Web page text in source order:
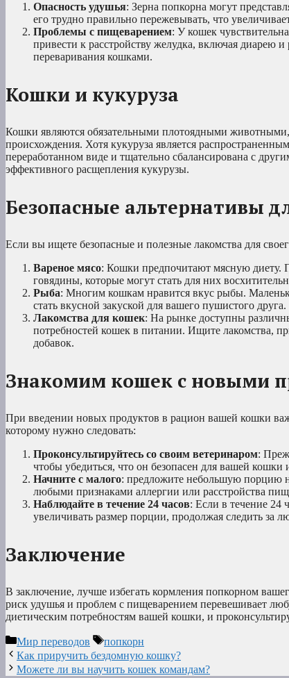
Опасность удушья: Зерна попкорна могут
его трудно правильно пережевывать, что
Проблемы с пищеварением: У кошек
привести к расстройству желудка, включая диарею
переваривания кошками.
Кошки и кукуруза
Кошки являются обязательными плотоядными животными,
происхождения. Хотя кукуруза является
переработанном виде и тщательно сбалансирована с
эффективного расщепления кукурузы.
Безопасные альтернативы
Если вы ищете безопасные и полезные лакомства для
Вареное мясо: Кошки предпочитают мясную
говядины, которые могут стать для них
Рыба: Многим кошкам нравится вкус рыбы.
стать вкусной закуской для вашего пушистого друга.
Лакомства для кошек: На рынке доступны
потребностей кошек в питании. Ищите лакомства,
добавок.
Знакомим кошек с новыми
При введении новых продуктов в рацион вашей кошки
которому нужно следовать:
Проконсультируйтесь со своим ветеринаром:
чтобы убедиться, что он безопасен для вашей
Начните с малого: предложите небольшую порцию
любыми признаками аллергии или расстройства
Наблюдайте в течение 24 часов: Если в течение 24
увеличивать размер порции, продолжая следить за
Заключение
В заключение, лучше избегать кормления попкорном
риск удушья и проблем с пищеварением перевешивает
диетическим потребностям вашей кошки, и
Рубрики
Мир переводов Метки
попкорн
Как приручить бездомную кошку?
Можете ли вы научить кошек командам?